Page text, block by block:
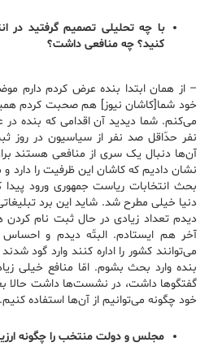
با چه تحلیلی تصمیم گرفتید در
کنید؟ چه منافعی داشت؟
– از همان ابتدا بنده عرض کردم دارم
خود شما[کاشان نیوز] هم صحبت کردم
می‌کنم. شما دیدید آن اقدامی که بنده در
نفر حدّاقل صد نفر از سیاسیون در روز
آن‌ها دنبال یک سری از منافعی هستند
نشان دادیم که کاشان این ظرفیت را دارد و
بحث انتخابات ریاست جمهوری ورود
دنیا خیلی مطرح شد. شاید این برد
دیدم تعداد زیادی در حال ثبت نام کردن
آخر هم ایستادم. البتّه دیدم و
می‌توانند کشور را اداره کنند وارد گود
بنده وارد بحث بشوم. امّا منافع خیلی
گفتگوها داشت، در نشست‌ها داشت حالا
خود چگونه می‌توانیم از آن‌ها استفاده کنیم.
مجلس و دولت منتخب را چگونه